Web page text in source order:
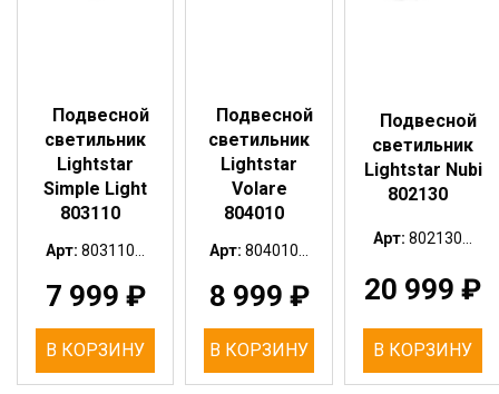
Подвесной
светильник
Lightstar
Simple Light
803110
Арт: 803110...
7 999 ₽
В КОРЗИНУ
Подвесной
светильник
Lightstar
Volare
804010
Арт: 804010...
8 999 ₽
В КОРЗИНУ
Подвесной
светильник
Lightstar Nubi
802130
Арт: 802130...
20 999 ₽
В КОРЗИНУ